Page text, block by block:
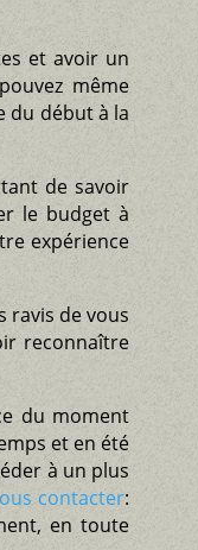
et avoir un
même
du début à la
de savoir
le budget à
expérience
ravis de vous
reconnaître
du moment
et en été
à un plus
contacter:
en toute